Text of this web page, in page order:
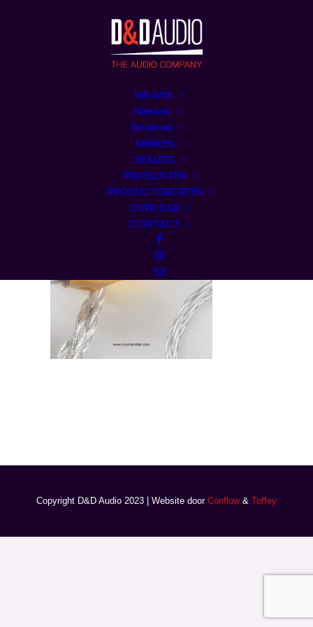
NIEUWS
Nieuws
Reviews
MERKEN
DEALERS
PRIJSLIJSTEN
PRODUCTGROEPEN
OVER D&D
CONTACT
Copyright D&D Audio 2023 | Website door Conflow& Toffey